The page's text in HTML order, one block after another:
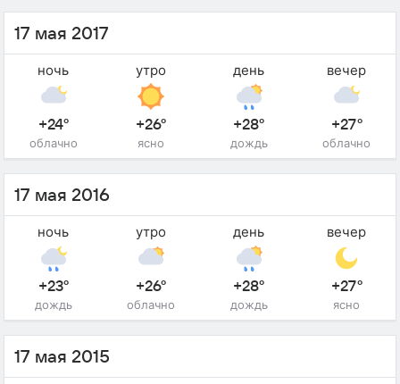
17 мая 2017
ночь
+24°
облачно
утро
+26°
ясно
день
+28°
дождь
вечер
+27°
облачно
17 мая 2016
ночь
+23°
дождь
утро
+26°
облачно
день
+28°
дождь
вечер
+27°
ясно
17 мая 2015